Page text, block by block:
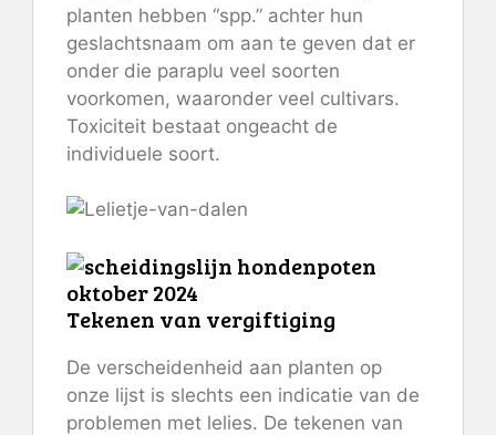
planten hebben “spp.” achter hun
geslachtsnaam om aan te geven dat er
onder die paraplu veel soorten
voorkomen, waaronder veel cultivars.
Toxiciteit bestaat ongeacht de
individuele soort.
Tekenen van vergiftiging
De verscheidenheid aan planten op
onze lijst is slechts een indicatie van de
problemen met lelies. De tekenen van